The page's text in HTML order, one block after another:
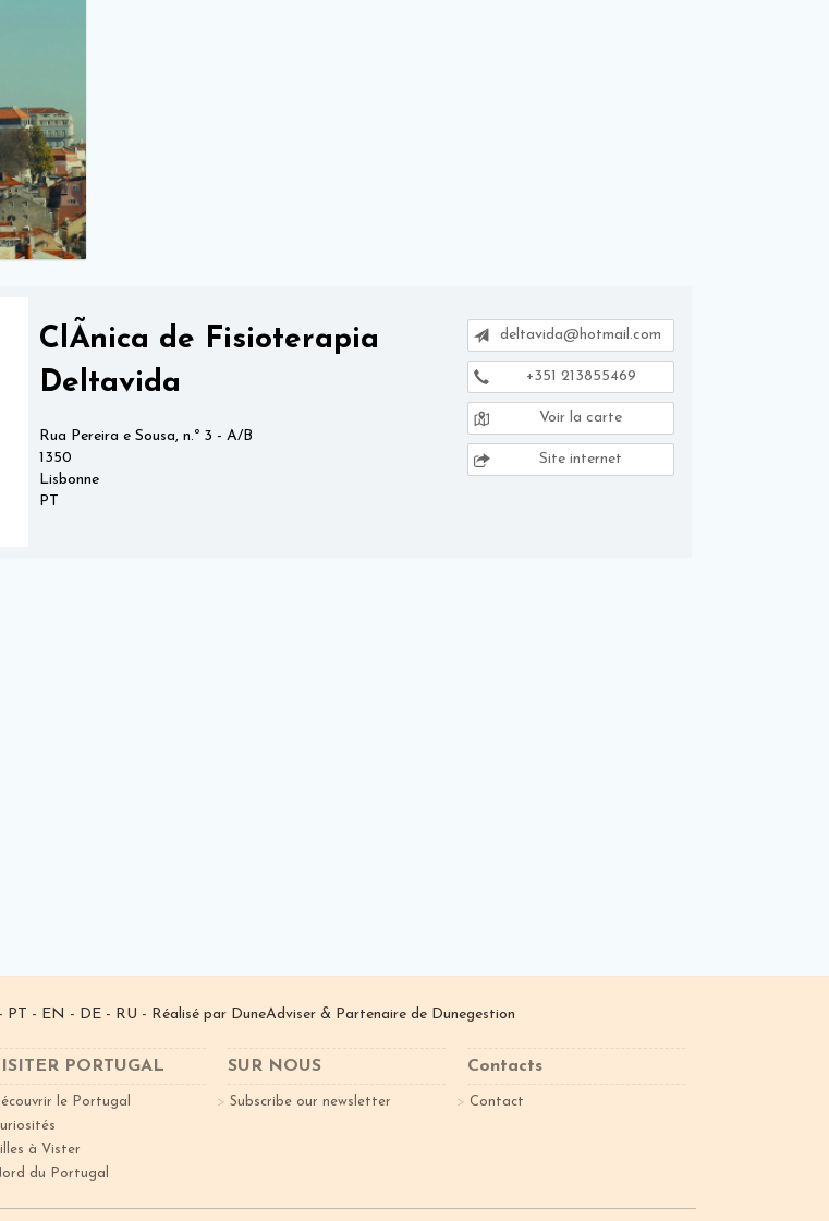
ClÃ­nica de Fisioterapia
Deltavida
Rua Pereira e Sousa, n.º 3 - A/B
1350
Lisbonne
PT
deltavida@hotmail.com
+351 213855469
Voir la carte
Site internet
- PT - EN - DE- RU - Réalisé par DuneAdviser & Partenaire de Dunegestion
PORTUGAL
le Portugal
à Vister
du Portugal
SUR NOUS
Subscribe our newsletter
Contacts
Contact